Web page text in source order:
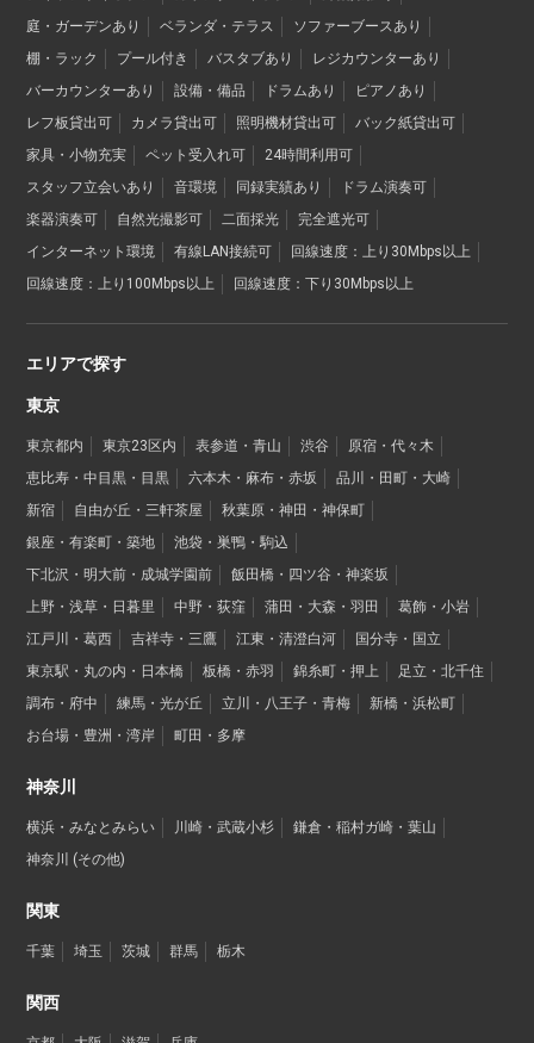
庭・ガーデンあり
ベランダ・テラス
ソファーブースあり
棚・ラック
プール付き バスタブあり
レジカウンターあり
バーカウンターあり
設備・備品 ドラムあり
ピアノあり
レフ板貸出可
カメラ貸出可 照明機材貸出可
バック紙貸出可
家具・小物充実
ペット受入れ可
24時間利用可
スタッフ立会いあり
音環境 同録実績あり
ドラム演奏可
楽器演奏可
自然光撮影可 二面採光
完全遮光可
インターネット環境
有線LAN接続可
回線速度：上り30Mbps以上
回線速度：上り100Mbps以上
回線速度：下り30Mbps以上
エリアで探す
東京
東京都内 東京23区内 表参道・青山 渋谷
原宿・代々木
恵比寿・中目黒・目黒
六本木・麻布・赤坂
品川・田町・大崎
新宿
自由が丘・三軒茶屋
秋葉原・神田・神保町
銀座・有楽町・築地
池袋・巣鴨・駒込
下北沢・明大前・成城学園前
飯田橋・四ツ谷・神楽坂
上野・浅草・日暮里
中野・荻窪 蒲田・大森・羽田
葛飾・小岩
江戸川・葛西
吉祥寺・三鷹 江東・清澄白河
国分寺・国立
東京駅・丸の内・日本橋
板橋・赤羽 錦糸町・押上
足立・北千住
調布・府中
練馬・光が丘 立川・八王子・青梅
新橋・浜松町
お台場・豊洲・湾岸
町田・多摩
神奈川
横浜・みなとみらい 川崎・武蔵小杉
鎌倉・稲村ガ崎・葉山
神奈川 (その他)
関東
千葉 埼玉 茨城 群馬 栃木
関西